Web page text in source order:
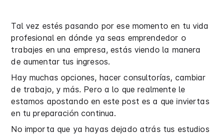
Tal vez estés pasando por ese momento en tu vida
profesional en dónde ya seas emprendedor o
trabajes en una empresa, estás viendo la manera
de aumentar tus ingresos.
Hay muchas opciones, hacer consultorías, cambiar
de trabajo, y más. Pero a lo que realmente le
estamos apostando en este post es a que inviertas
en tu preparación continua.
No importa que ya hayas dejado atrás tus estudios